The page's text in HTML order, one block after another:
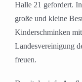
Halle 21 gefordert.
große und kleine
Kinderschminken
Landesvereinigung
freuen.